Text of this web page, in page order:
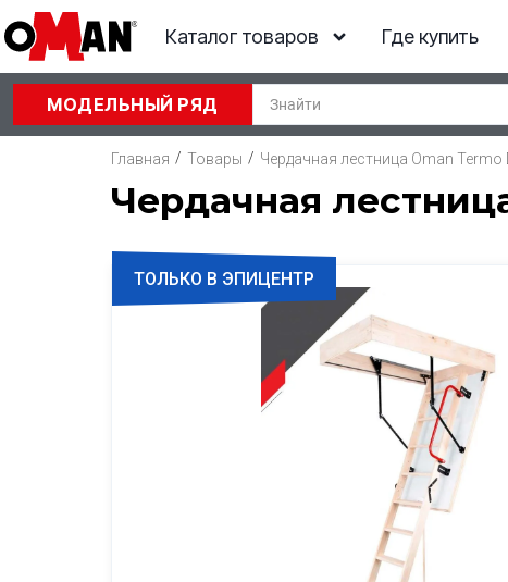
Каталог товаров Где купить
МОДЕЛЬНЫЙ РЯД
Главная / Товары / Чердачная лестница Oman Termo
Чердачная
ТОЛЬКО В ЭПИЦЕНТР